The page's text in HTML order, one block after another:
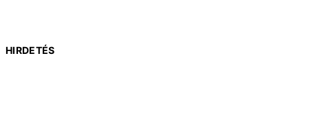
HIRDETÉS